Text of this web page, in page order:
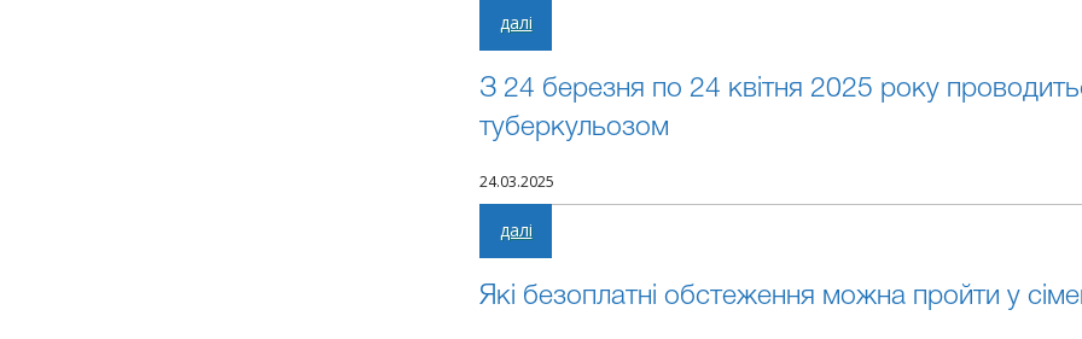
далі
З 24 березня по 24 квітня 2025 року
туберкульозом
24.03.2025
далі
Які безоплатні обстеження можна пройти у